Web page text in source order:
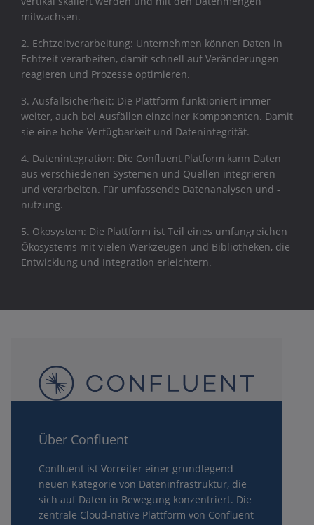
mitwachsen.
2. Echtzeitverarbeitung: Unternehmen können Daten in
Echtzeit verarbeiten, damit schnell auf Veränderungen
reagieren und Prozesse optimieren.
3. Ausfallsicherheit: Die Plattform funktioniert immer
weiter, auch bei Ausfällen einzelner Komponenten. Damit
sie eine hohe Verfügbarkeit und Datenintegrität.
4. Datenintegration: Die Confluent Platform kann Daten
aus verschiedenen Systemen und Quellen integrieren
und verarbeiten. Für umfassende Datenanalysen und -
nutzung.
5. Ökosystem: Die Plattform ist Teil eines umfangreichen
Ökosystems mit vielen Werkzeugen und Bibliotheken, die
Entwicklung und Integration erleichtern.
Über Confluent
Confluent ist Vorreiter einer grundlegend
neuen Kategorie von Dateninfrastruktur, die
sich auf Daten in Bewegung konzentriert. Die
zentrale Cloud-native Plattform von Confluent